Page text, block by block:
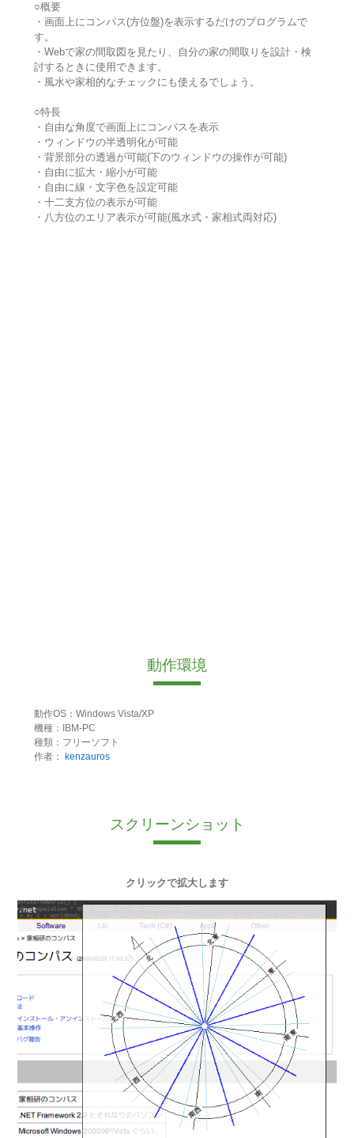
○概要
・画面上にコンパス(方位盤)を表示するだけのプログラムで
す。
・Webで家の間取図を見たり、自分の家の間取りを設計・検
討するときに使用できます。
・風水や家相的なチェックにも使えるでしょう。
○特長
・自由な角度で画面上にコンパスを表示
・ウィンドウの半透明化が可能
・背景部分の透過が可能(下のウィンドウの操作が可能)
・自由に拡大・縮小が可能
・自由に線・文字色を設定可能
・十二支方位の表示が可能
・八方位のエリア表示が可能(風水式・家相式両対応)
動作環境
動作OS：Windows Vista/XP
機種：IBM-PC
種類：フリーソフト
作者：
kenzauros
スクリーンショット
クリックで拡大します